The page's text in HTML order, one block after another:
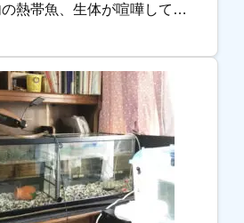
熱帯魚、生体が喧嘩してし
ではYouTu […]